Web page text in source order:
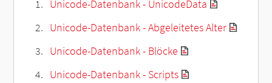
Unicode-Datenbank - UnicodeData
Unicode-Datenbank - Abgeleitetes Alter
Unicode-Datenbank - Blöcke
Unicode-Datenbank - Scripts